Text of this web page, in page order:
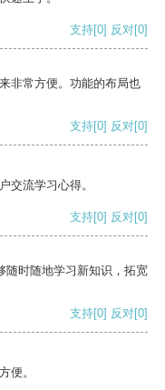
支持[0] 反对[0]
非常方便。功能的布局也
支持[0] 反对[0]
交流学习心得。
支持[0] 反对[0]
随时随地学习新知识，拓宽
支持[0] 反对[0]
便。